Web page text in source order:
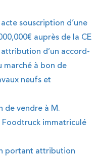
souscription d’une
auprès de la CE
d’un accord-
marché à bon de
neufs et
de vendre à M.
Foodtruck immatriculé
portant attribution